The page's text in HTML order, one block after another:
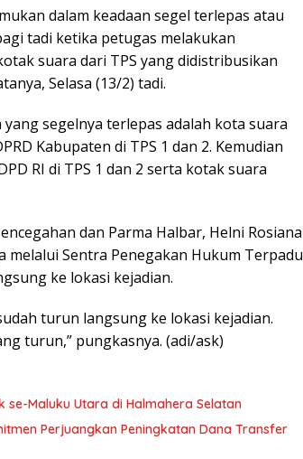
dalam keadaan segel terlepas atau
tadi ketika petugas melakukan
suara dari TPS yang didistribusikan
Selasa (13/2) tadi.
segelnya terlepas adalah kota suara
Kabupaten di TPS 1 dan 2. Kemudian
RI di TPS 1 dan 2 serta kotak suara
dan Parma Halbar, Helni Rosiana
melalui Sentra Penegakan Hukum Terpadu
ke lokasi kejadian.
turun langsung ke lokasi kejadian.
turun,” pungkasnya. (adi/ask)
se-Maluku Utara di Halmahera Selatan
Perjuangkan Peningkatan Dana Transfer